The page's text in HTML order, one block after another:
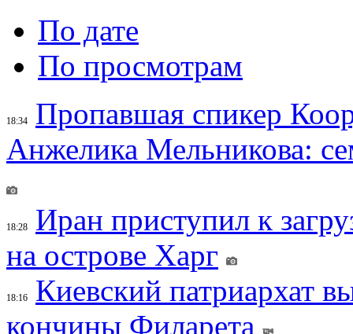
По дате
По просмотрам
18:34
Пропавшая спикер
Анжелика Мельникова:
18:28
Иран приступил к
на острове Харг
18:16
Киевский патриархат
кончины Филарета